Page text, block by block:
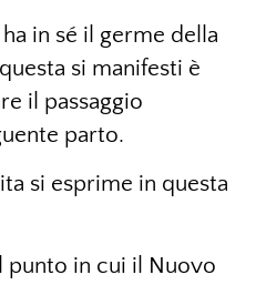
in sé il germe della
si manifesti è
il passaggio
parto.
si esprime in questa
punto in cui il Nuovo